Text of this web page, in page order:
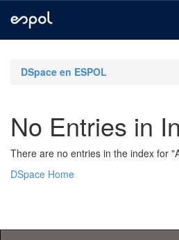
navigationDSpace en ESPOL
No Entries in
There are no entries in the index for
DSpace Home